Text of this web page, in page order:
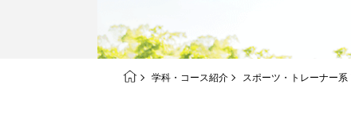
学科・コース紹介 スポーツ・トレーナー系